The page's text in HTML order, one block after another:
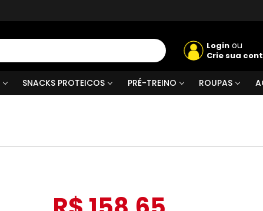
Login ou
Crie sua
SNACKS PROTEICOS PRÉ-TREINO ROUPAS